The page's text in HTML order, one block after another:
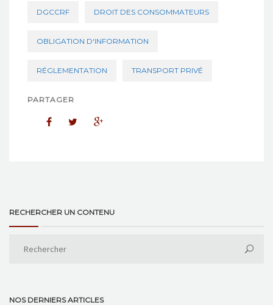
DGCCRF DROIT DES CONSOMMATEURS
OBLIGATION D'INFORMATION
RÉGLEMENTATION TRANSPORT PRIVÉ
PARTAGER
RECHERCHER UN CONTENU
NOS DERNIERS ARTICLES